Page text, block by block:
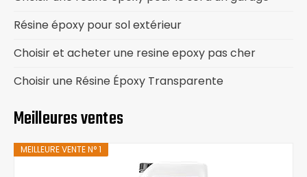
Résine époxy pour sol extérieur
Choisir et acheter une resine epoxy pas cher
Choisir une Résine Époxy Transparente
Meilleures ventes
MEILLEURE VENTE N° 1